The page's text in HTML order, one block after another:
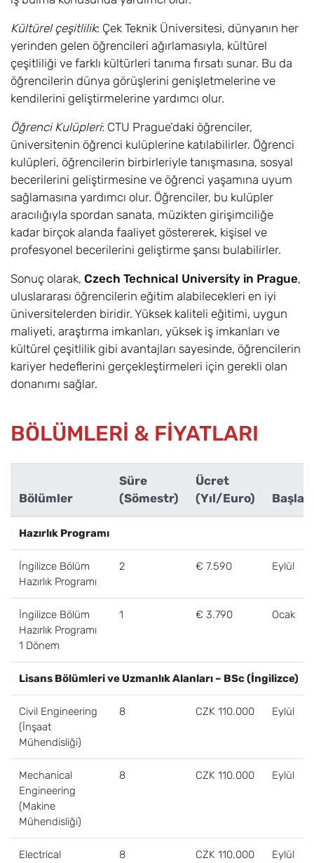
Kültürel çeşitlilik: Çek Teknik Üniversitesi, dünyanın her
yerinden gelen öğrencileri ağırlamasıyla, kültürel
çeşitliliği ve farklı kültürleri tanıma fırsatı sunar. Bu da
öğrencilerin dünya görüşlerini genişletmelerine ve
kendilerini geliştirmelerine yardımcı olur.
Öğrenci Kulüpleri: CTU Prague’daki öğrenciler,
üniversitenin öğrenci kulüplerine katılabilirler. Öğrenci
kulüpleri, öğrencilerin birbirleriyle tanışmasına, sosyal
becerilerini geliştirmesine ve öğrenci yaşamına uyum
sağlamasına yardımcı olur. Öğrenciler, bu kulüpler
aracılığıyla spordan sanata, müzikten girişimciliğe
kadar birçok alanda faaliyet göstererek, kişisel ve
profesyonel becerilerini geliştirme şansı bulabilirler.
Sonuç olarak, Czech Technical University in Prague,
uluslararası öğrencilerin eğitim alabilecekleri en iyi
üniversitelerden biridir. Yüksek kaliteli eğitimi, uygun
maliyeti, araştırma imkanları, yüksek iş imkanları ve
kültürel çeşitlilik gibi avantajları sayesinde, öğrencilerin
kariyer hedeflerini gerçekleştirmeleri için gerekli olan
donanımı sağlar.
BÖLÜMLERİ & FİYATLARI
Bölümler
Süre
(Sömestr)
Ücret
(Yıl/Euro)
Hazırlık Programı
İngilizce Bölüm
Hazırlık Programı
2 € 7.590 Eylül
İngilizce Bölüm
Hazırlık Programı
1 Dönem
1 € 3.790 Ocak
Lisans Bölümleri ve Uzmanlık Alanları – BSc (İngilizce)
Civil Engineering
(İnşaat
Mühendisliği)
8 CZK 110.000 Eylül
Mechanical
Engineering
(Makine
Mühendisliği)
8 CZK 110.000 Eylül
Electrical
8 CZK 110.000 Eylül